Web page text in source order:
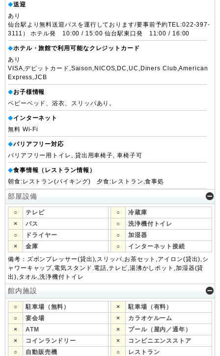
◆送迎
あり
仙台駅より無料送迎バスを運行しております/要事前予約TEL:022-397-
3111） ホテル発 10:00 / 15:00 仙台駅東口発 11:00 / 16:00
◆ホテル・旅館で利用可能なクレジットカード
あり
VISA,デビットカード,Saison,NICOS,DC,UC,Diners Club,American
Express,JCB
◆お子様情報
ベビーベッド、浴衣、スリッパあり。
◆インターネット
無料 Wi-Fi
◆バリアフリー対応
バリアフリー用トイレ, 貸出用車椅子, 車椅子可
◆食事情報（レストラン情報）
朝食:レストラン(バイキング) 夕食:レストラン,食事処
部屋設備
○ テレビ ○
冷蔵庫
×
バス ○
洗浄機付トイレ
○
ドライヤー ○
加湿器
×
金庫 ○
インターネット接続
備考：ズボンプレッサー(貸出),スリッパ,お茶セット,アイロン(貸出),シ
ャワーキャップ,電気スタンド.電話,テレビ,湯沸かしポット,加湿器(貸
出),タオル,洗浄機付トイレ
館内施設
○ 駐車場（無料） ×
駐車場（有料）
○
宴会場 ×
カラオケルーム
×
ATM ×
プール（屋内／通年）
×
コインランドリー ×
コンビニエンスストア
○
自動販売機 ○
レストラン